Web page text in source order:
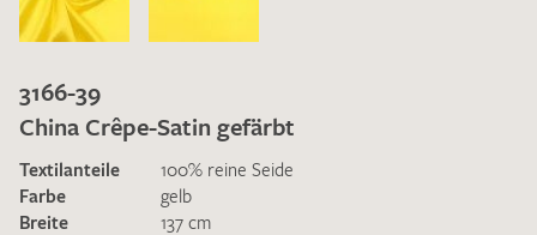
3166-39
China Crêpe-Satin gefärbt
Textilanteile
100% reine Seide
Farbe
gelb
Breite
137 cm